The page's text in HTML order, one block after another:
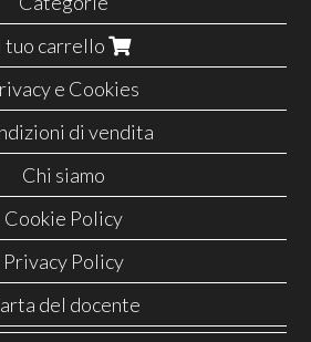
tuo carrello
e Cookies
di vendita
Chi siamo
Cookie Policy
Privacy Policy
del docente